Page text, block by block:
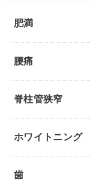
肥満
腰痛
脊柱管狭窄
ホワイトニング
歯